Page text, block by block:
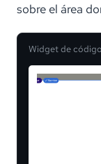
sobre el área
Widget de